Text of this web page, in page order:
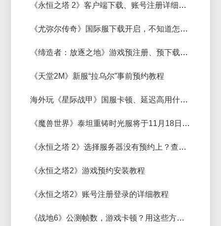
《永恒之塔 2》客户端下载、账号注册详细教程
《尤弥尔传奇》国际服下载开启，不知道怎么下载的来！
《缔造者：放逐之地》游戏预注册、预下载详细教程
《天堂2M》新服“拉乌尔”事前预约教程
海外玩《星际战甲》国服卡顿、延迟高用什么加速器？好用专业加速器推荐
《魔兽世界》泰坦重铸时光服将于11月18日开启，海外玩家玩国服专业好用加速器推荐
《永恒之塔 2》选择服务器没有预约上？查看解决办法及账号注册教程
《永恒之塔2》游戏预约安装教程
《永恒之塔2》账号注册登录的详细教程
《战地6》公测帧数，游戏卡顿？用这些方法赶紧解决